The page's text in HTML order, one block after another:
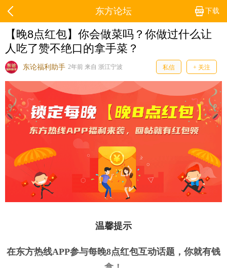
下载
东方论坛
【晚8点红包】你会做菜吗？你做过什么让
人吃了赞不绝口的拿手菜？
东论福利助手 2年前 来自 浙江宁波 私信 + 关注
温馨提示
在东方热线APP参与每晚8点红包互动话题，你就有钱